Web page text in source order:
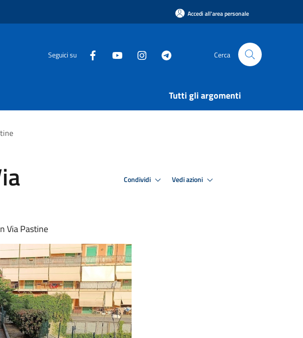
Accedi all'area personale
Seguici su Cerca
Tutti gli argomenti
Via Pastine
Condividi Vedi azioni